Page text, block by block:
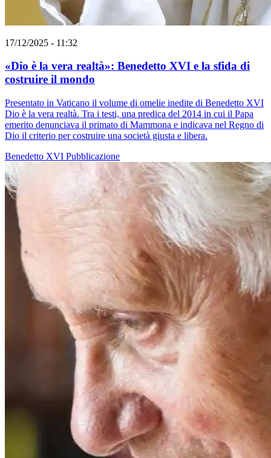
17/12/2025 - 11:32
«Dio è la vera realtà»: Benedetto XVI e la sfida di
costruire il mondo
Presentato in Vaticano il volume di omelie inedite di Benedetto XVI
Dio è la vera realtà. Tra i testi, una predica del 2014 in cui il Papa
emerito denunciava il primato di Mammona e indicava nel Regno di
Dio il criterio per costruire una società giusta e libera.
Benedetto XVI Pubblicazione